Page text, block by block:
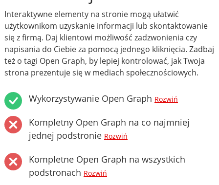
Interaktywne elementy na stronie mogą ułatwić
użytkownikom uzyskanie informacji lub skontaktowanie
się z firmą. Daj klientowi możliwość zadzwonienia czy
napisania do Ciebie za pomocą jednego kliknięcia. Zadbaj
też o tagi Open Graph, by lepiej kontrolować, jak Twoja
strona prezentuje się w mediach społecznościowych.
Wykorzystywanie Open Graph Rozwiń
Kompletny Open Graph na co najmniej
jednej podstronie Rozwiń
Kompletne Open Graph na wszystkich
podstronach Rozwiń